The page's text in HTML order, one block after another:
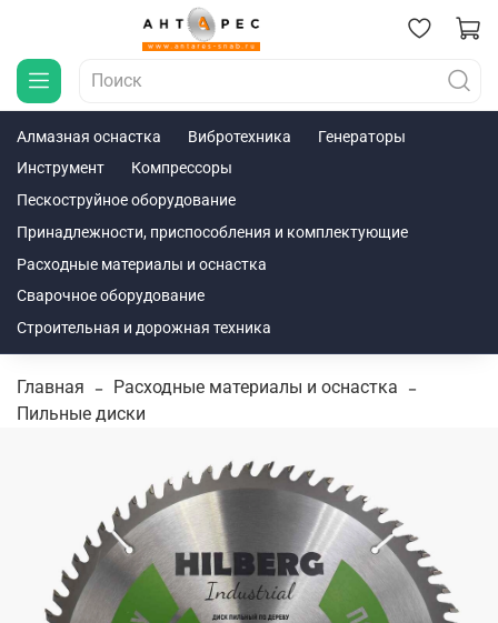
Алмазная оснастка Вибротехника
Генераторы
Инструмент
Компрессоры
Пескоструйное оборудование
Принадлежности, приспособления и комплектующие
Расходные материалы и оснастка
Сварочное оборудование
Строительная и дорожная техника
Главная
Расходные материалы и оснастка
Пильные диски